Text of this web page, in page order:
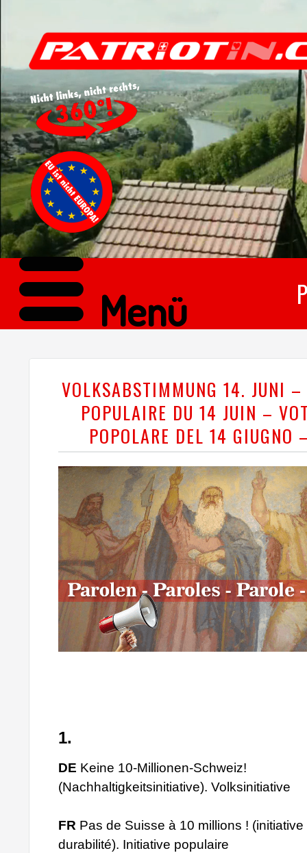
VOLKSABSTIMMUNG 14. JUNI –
POPULAIRE DU 14 JUIN –
POPOLARE DEL 14
1.
DE Keine 10-Millionen-Schweiz!
(Nachhaltigkeitsinitiative). Volksinitiative
FR Pas de Suisse à 10 millions ! (initiative
durabilité). Initiative populaire
Menü